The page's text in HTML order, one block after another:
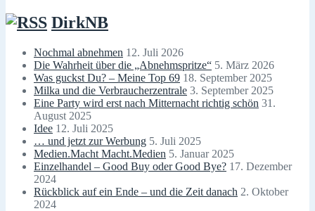
DirkNB
Nochmal abnehmen 12. Juli 2026
Die Wahrheit über die „Abnehmspritze“ 5. März 2026
Was guckst Du? – Meine Top 69 18. September 2025
Milka und die Verbraucherzentrale 3. September 2025
Eine Party wird erst nach Mitternacht richtig schön 31.
August 2025
Idee 12. Juli 2025
… und jetzt zur Werbung 5. Juli 2025
Medien.Macht Macht.Medien 5. Januar 2025
Einzelhandel – Good Buy oder Good Bye? 17. Dezember
2024
Rückblick auf ein Ende – und die Zeit danach 2. Oktober
2024